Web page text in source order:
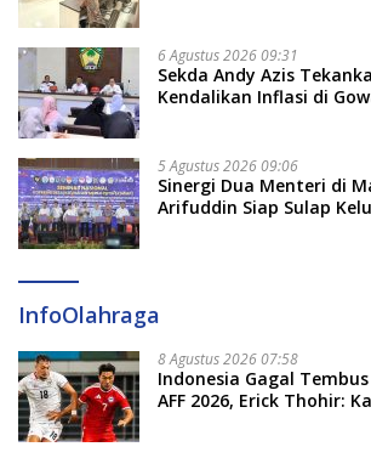
6 Agustus 2026 09:31
Sekda Andy Azis
Kendalikan Inflasi di
5 Agustus 2026 09:06
Sinergi Dua Menteri di
Arifuddin Siap Sulap
InfoOlahraga
8 Agustus 2026 07:58
Indonesia Gagal
AFF 2026, Erick Thohir: